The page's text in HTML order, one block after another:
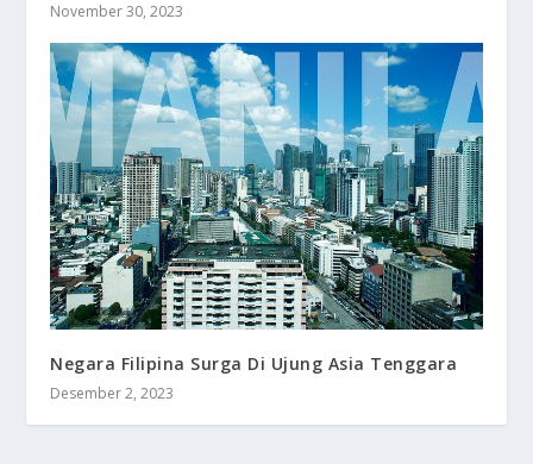
November 30, 2023
Negara Filipina Surga Di Ujung Asia Tenggara
Desember 2, 2023